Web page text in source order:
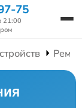
75
21:00